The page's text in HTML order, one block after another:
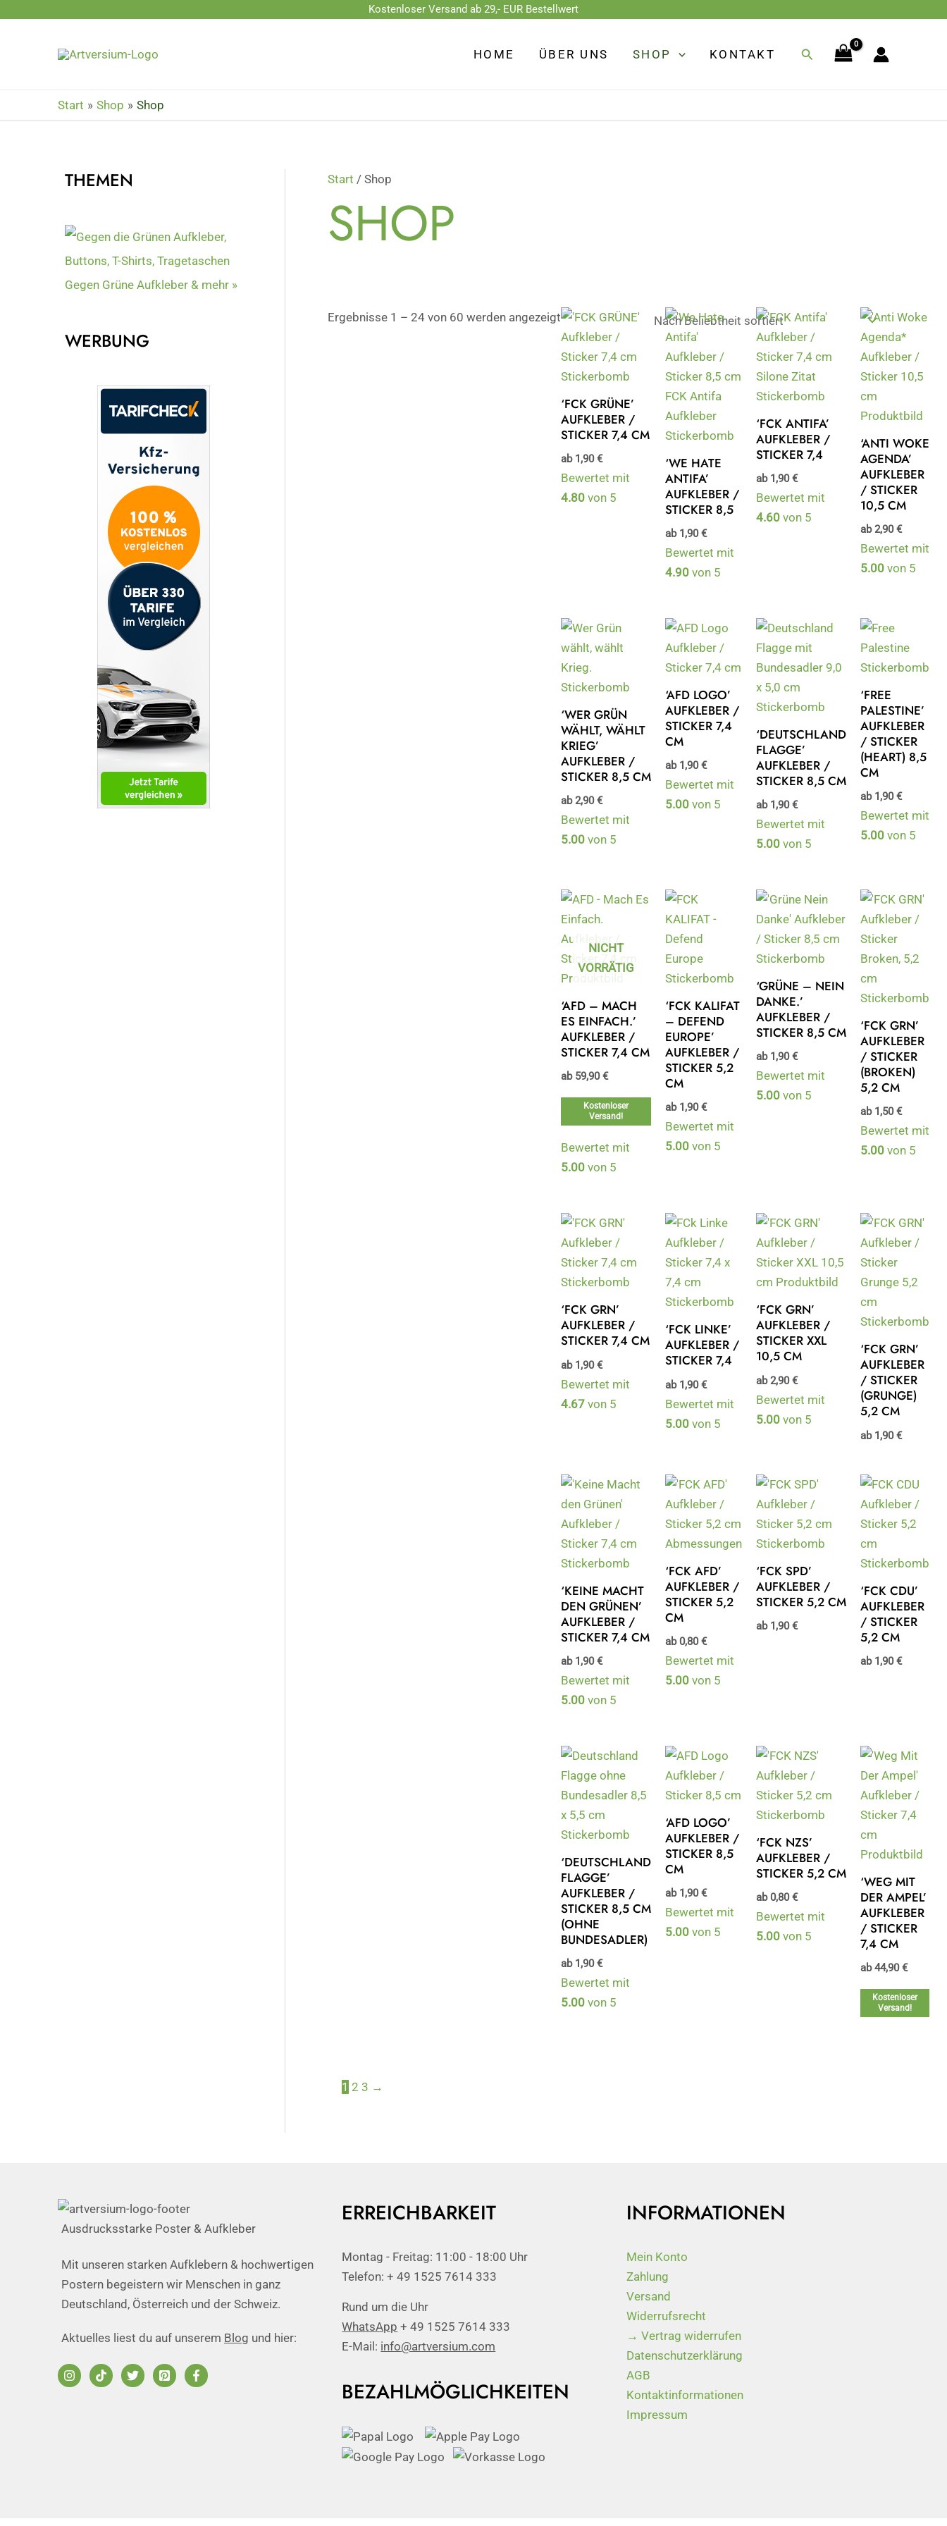
Kostenloser Versand ab 29,- EUR Bestellwert
HOME ÜBER UNS SHOP KONTAKT Suchen
Start Shop Shop
THEMEN
Gegen Grüne Aufkleber & mehr »
WERBUNG
Start / Shop
SHOP
Ergebnisse 1 – 24 von 60 werden angezeigt
Beliebtheit
‘FCK GRÜNE’
AUFKLEBER /
STICKER 7,4 CM
ab 1,90€
Bewertet mit
4.80 von 5
‘WE HATE
ANTIFA’
AUFKLEBER /
STICKER 8,5
ab 1,90€
Bewertet mit
4.90 von 5
‘FCK ANTIFA’
AUFKLEBER /
STICKER 7,4
ab 1,90€
Bewertet mit
4.60 von 5
‘ANTI WOKE
AGENDA’
AUFKLEBER
/ STICKER
10,5 CM
ab2,90€
Bewertet mit
5.00 von 5
‘WER GRÜN
WÄHLT, WÄHLT
KRIEG’
AUFKLEBER /
STICKER 8,5 CM
ab2,90€
Bewertet mit
5.00 von 5
‘AFD LOGO’
AUFKLEBER /
STICKER 7,4
CM
ab 1,90€
Bewertet mit
5.00 von 5
‘DEUTSCHLAND
FLAGGE’
AUFKLEBER /
STICKER 8,5 CM
ab 1,90€
Bewertet mit
5.00 von 5
‘FREE
PALESTINE’
AUFKLEBER
/ STICKER
(HEART) 8,5
CM
ab 1,90€
Bewertet mit
5.00 von 5
NICHT
VORRÄTIG
‘AFD – MACH
ES EINFACH.’
AUFKLEBER /
STICKER 7,4 CM
ab 59,90€
Kostenloser
Versand!
Bewertet mit
5.00 von 5
‘FCK KALIFAT
– DEFEND
EUROPE’
AUFKLEBER /
STICKER 5,2
CM
ab 1,90€
Bewertet mit
5.00 von 5
‘GRÜNE – NEIN
DANKE.’
AUFKLEBER /
STICKER 8,5 CM
ab 1,90€
Bewertet mit
5.00 von 5
‘FCK GRN’
AUFKLEBER
/ STICKER
(BROKEN)
5,2 CM
ab 1,50€
Bewertet mit
5.00 von 5
‘FCK GRN’
AUFKLEBER /
STICKER 7,4 CM
ab 1,90€
Bewertet mit
4.67 von 5
‘FCK LINKE’
AUFKLEBER /
STICKER 7,4
ab 1,90€
Bewertet mit
5.00 von 5
‘FCK GRN’
AUFKLEBER /
STICKER XXL
10,5 CM
ab2,90€
Bewertet mit
5.00 von 5
‘FCK GRN’
AUFKLEBER
/ STICKER
(GRUNGE)
5,2 CM
ab 1,90€
‘KEINE MACHT
DEN GRÜNEN’
AUFKLEBER /
STICKER 7,4 CM
ab 1,90€
Bewertet mit
5.00 von 5
‘FCK AFD’
AUFKLEBER /
STICKER 5,2
CM
ab0,80€
Bewertet mit
5.00 von 5
‘FCK SPD’
AUFKLEBER /
STICKER 5,2 CM
ab 1,90€
‘FCK CDU’
AUFKLEBER
/ STICKER
5,2 CM
ab 1,90€
‘DEUTSCHLAND
FLAGGE’
AUFKLEBER /
STICKER 8,5 CM
(OHNE
BUNDESADLER)
ab 1,90€
Bewertet mit
5.00 von 5
‘AFD LOGO’
AUFKLEBER /
STICKER 8,5
CM
ab 1,90€
Bewertet mit
5.00 von 5
‘FCK NZS’
AUFKLEBER /
STICKER 5,2 CM
ab0,80€
Bewertet mit
5.00 von 5
‘WEG MIT
DER AMPEL’
AUFKLEBER
/ STICKER
7,4 CM
ab44,90€
Kostenloser
Versand!
1 2 3 →
Ausdrucksstarke Poster & Aufkleber
Mit unseren starken Aufklebern & hochwertigen
Postern begeistern wir Menschen in ganz
Deutschland, Österreich und der Schweiz.
Aktuelles liest du auf unserem Blog und hier:
ERREICHBARKEIT
Montag - Freitag: 11:00 - 18:00 Uhr
Telefon: + 49 1525 7614 333
Rund um die Uhr
WhatsApp + 49 1525 7614 333
E-Mail: info@artversium.com
BEZAHLMÖGLICHKEITEN
INFORMATIONEN
Mein Konto
Zahlung
Versand
Widerrufsrecht
→ Vertrag widerrufen
Datenschutzerklärung
AGB
Kontaktinformationen
Impressum